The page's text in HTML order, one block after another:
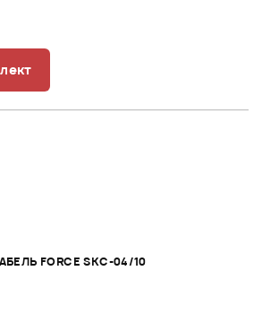
FORCE SKC-04/10